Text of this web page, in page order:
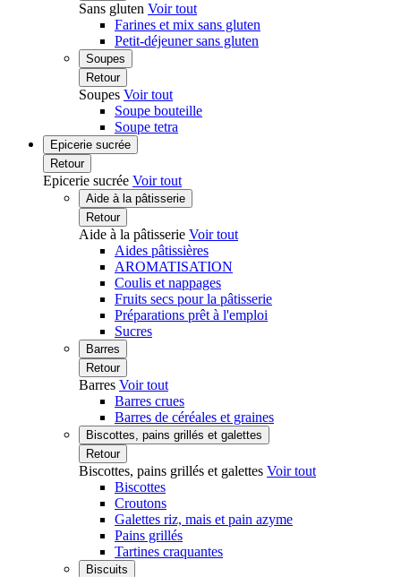
Sans gluten Voir tout
Farines et mix sans gluten
Petit-déjeuner sans gluten
Soupes
Retour
Soupes Voir tout
Soupe bouteille
Soupe tetra
Epicerie sucrée
Retour
Epicerie sucrée Voir tout
Aide à la pâtisserie
Retour
Aide à la pâtisserie Voir tout
Aides pâtissières
AROMATISATION
Coulis et nappages
Fruits secs pour la pâtisserie
Préparations prêt à l'emploi
Sucres
Barres
Retour
Barres Voir tout
Barres crues
Barres de céréales et graines
Biscottes, pains grillés et galettes
Retour
Biscottes, pains grillés et galettes Voir tout
Biscottes
Croutons
Galettes riz, mais et pain azyme
Pains grillés
Tartines craquantes
Biscuits